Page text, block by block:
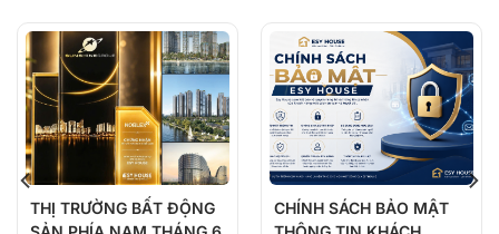
THỊ TRƯỜNG BẤT ĐỘNG
CHÍNH SÁCH BẢO MẬT